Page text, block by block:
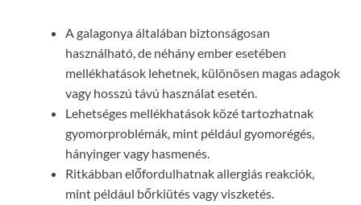
A galagonya általában biztonságosan
használható, de néhány ember esetében
mellékhatások lehetnek, különösen magas adagok
vagy hosszú távú használat esetén.
Lehetséges mellékhatások közé tartozhatnak
gyomorproblémák, mint például gyomorégés,
hányinger vagy hasmenés.
Ritkábban előfordulhatnak allergiás reakciók,
mint például bőrkiütés vagy viszketés.